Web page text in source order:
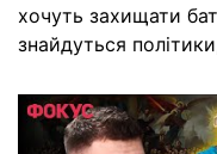
хочуть захищати
знайдуться